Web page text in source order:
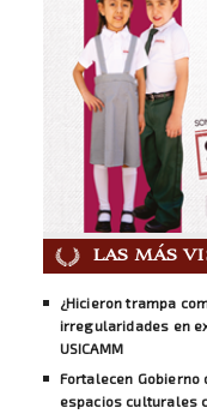
LAS MÁS
¿Hicieron trampa
irregularidades en
USICAMM
Fortalecen Gobierno
espacios culturales